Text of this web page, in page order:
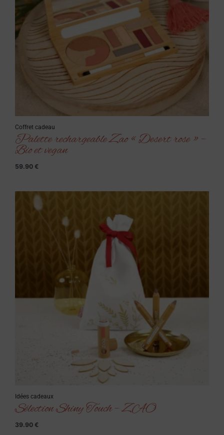
Coffret cadeau
Palette rechargeable Zao « Desert rose » –
Bio et vegan
59.90 €
Idées cadeaux
Sélection Shiny Touch – ZAO
39.90 €